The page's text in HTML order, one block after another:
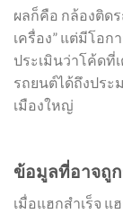
ผลก็คือ กล้องติด
เครื่อง” แต่มีโอก
ประเมินว่าโค้ดที่
รถยนต์ได้ถึงปร
เมืองใหญ่
ข้อมูลที่อาจถู
เมื่อแฮกสำเร็จ แ